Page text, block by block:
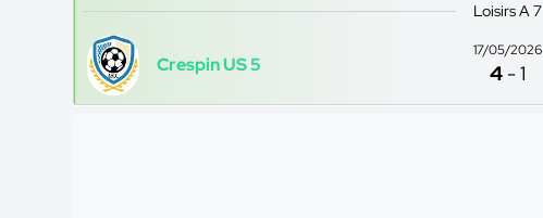
Loisirs A 7
Crespin US 5
17/05/2026
4 -1